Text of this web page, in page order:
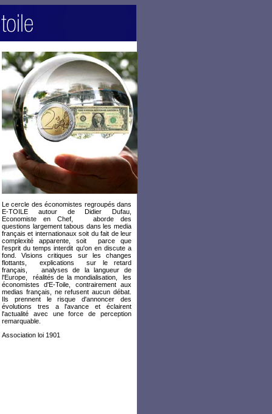
Le cercle des économistes regroupés dans
E-TOILE autour de Didier Dufau,
Economiste en Chef, aborde des
questions largement tabous dans les media
français et internationaux soit du fait de leur
complexité apparente, soit parce que
l'esprit du temps interdit qu'on en discute a
fond. Visions critiques sur les changes
flottants, explications sur le retard
français, analyses de la langueur de
l'Europe, réalités de la mondialisation, les
économistes d'E-Toile, contrairement aux
medias français, ne refusent aucun débat.
Ils prennent le risque d'annoncer des
évolutions tres a l'avance et éclairent
l'actualité avec une force de perception
remarquable.
Association loi 1901